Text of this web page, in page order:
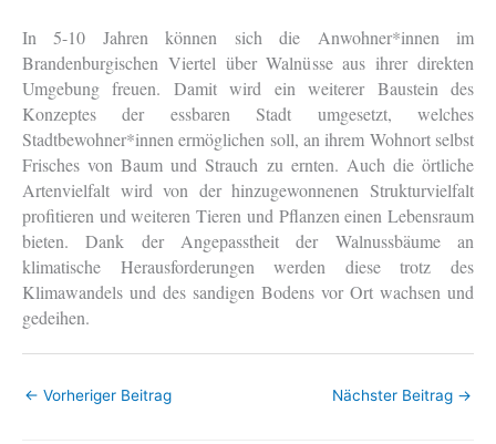
In 5-10 Jahren können sich die Anwohner*innen im
Brandenburgischen Viertel über Walnüsse aus ihrer direkten
Umgebung freuen. Damit wird ein weiterer Baustein des
Konzeptes der essbaren Stadt umgesetzt, welches
Stadtbewohner*innen ermöglichen soll, an ihrem Wohnort selbst
Frisches von Baum und Strauch zu ernten. Auch die örtliche
Artenvielfalt wird von der hinzugewonnenen Strukturvielfalt
profitieren und weiteren Tieren und Pflanzen einen Lebensraum
bieten. Dank der Angepasstheit der Walnussbäume an
klimatische Herausforderungen werden diese trotz des
Klimawandels und des sandigen Bodens vor Ort wachsen und
gedeihen.
← Vorheriger Beitrag Nächster Beitrag →